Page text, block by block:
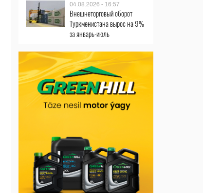
04.08.2026 - 16:57
Внешнеторговый оборот
Туркменистана вырос на 9%
за январь-июль